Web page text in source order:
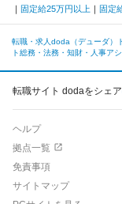
固定給25万円以上 固定
転職・求人doda（デューダ）
ト総務・法務・知財・人事ア
転職サイト dodaをシェア
ヘルプ
拠点一覧
免責事項
サイトマップ